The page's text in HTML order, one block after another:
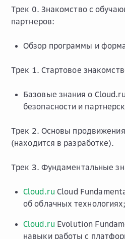
Трек 0. Знакомство с
партнеров:
Обзор программы и
Трек 1. Стартовое
Базовые знания о
безопасности и
Трек 2. Основы
(находится в разработке).
Трек 3. Фундаментальные
Cloud.ru Cloud
об облачных технологиях;
Cloud.ru Evolution
навыки работы с